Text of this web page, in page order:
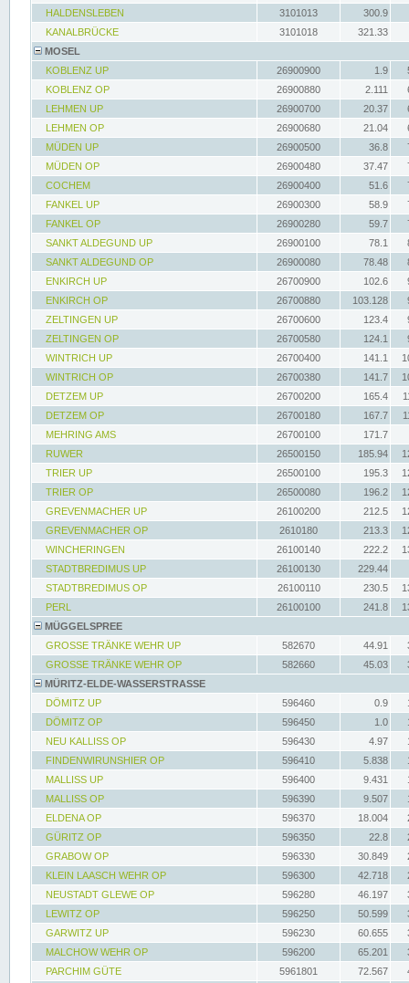
HALDENSLEBEN
3101013
300.9
KANALBRÜCKE
3101018
321.33
MOSEL
KOBLENZ UP
26900900 1.9
KOBLENZ OP
26900880 2.111
LEHMEN UP
26900700 20.37
LEHMEN OP
26900680 21.04
MÜDEN UP
26900500 36.8
MÜDEN OP
26900480 37.47
COCHEM
26900400 51.6
FANKEL UP
26900300 58.9
FANKEL OP
26900280 59.7
SANKT ALDEGUND UP
26900100 78.1
SANKT ALDEGUND OP
26900080 78.48
ENKIRCH UP
26700900 102.6
ENKIRCH OP
26700880 103.128
ZELTINGEN UP
26700600 123.4
ZELTINGEN OP
26700580 124.1
WINTRICH UP
26700400 141.1
WINTRICH OP
26700380 141.7
DETZEM UP
26700200 165.4
DETZEM OP
26700180 167.7
MEHRING AMS
26700100
171.7
RUWER
26500150 185.94
TRIER UP
26500100 195.3
TRIER OP
26500080 196.2
GREVENMACHER UP
26100200 212.5
GREVENMACHER OP
2610180 213.3
WINCHERINGEN
26100140 222.2
STADTBREDIMUS UP
26100130
229.44
STADTBREDIMUS OP
26100110 230.5
PERL
26100100 241.8
MÜGGELSPREE
GROSSE TRÄNKE WEHR UP
582670 44.91
GROSSE TRÄNKE WEHR OP
582660 45.03
MÜRITZ-ELDE-WASSERSTRASSE
DÖMITZ UP
596460 0.9
DÖMITZ OP
596450 1.0
NEU KALLISS OP
596430 4.97
FINDENWIRUNSHIER OP
596410 5.838
MALLISS UP
596400 9.431
MALLISS OP
596390 9.507
ELDENA OP
596370 18.004
GÜRITZ OP
596350 22.8
GRABOW OP
596330 30.849
KLEIN LAASCH WEHR OP
596300 42.718
NEUSTADT GLEWE OP
596280 46.197
LEWITZ OP
596250 50.599
GARWITZ UP
596230 60.655
MALCHOW WEHR OP
596200 65.201
PARCHIM GÜTE
5961801 72.567